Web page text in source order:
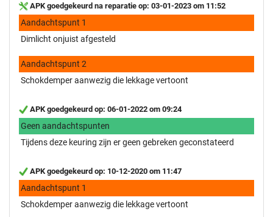
APK goedgekeurd na reparatie op: 03-01-2023 om 11:52
Aandachtspunt 1
Dimlicht onjuist afgesteld
Aandachtspunt 2
Schokdemper aanwezig die lekkage vertoont
APK goedgekeurd op: 06-01-2022 om 09:24
Geen aandachtspunten
Tijdens deze keuring zijn er geen gebreken geconstateerd
APK goedgekeurd op: 10-12-2020 om 11:47
Aandachtspunt 1
Schokdemper aanwezig die lekkage vertoont